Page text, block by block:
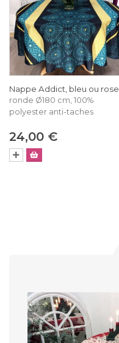
Nappe Addict, bleu ou rose,
ronde Ø180 cm, 100%
polyester anti-taches
24,00 €